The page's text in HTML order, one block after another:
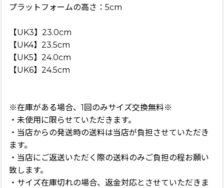
プラットフォームの高さ：5cm
【UK3】23.0cm
【UK4】23.5cm
【UK5】24.0cm
【UK6】24.5cm
※在庫がある場合、1回のみサイズ交換無料※
・未使用に限らせていただきます。
・当店からの発送時の送料は当店が負担させていただき
ます。
・当店にご返送いただく際の送料のみご負担の程お願い
致します。
・サイズ在庫切れの場合、返金対応とさせていただきま